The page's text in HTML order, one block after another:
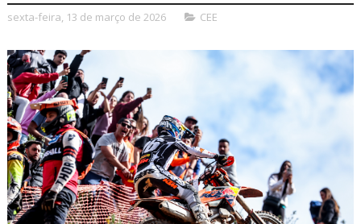
sexta-feira, 13 de março de 2026 CEE